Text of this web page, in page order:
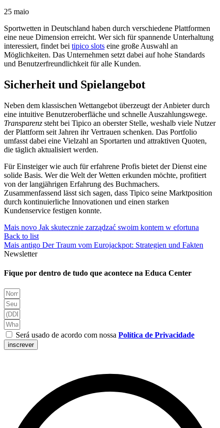
25 maio
Sportwetten in Deutschland haben durch verschiedene Plattformen
eine neue Dimension erreicht. Wer sich für spannende Unterhaltung
interessiert, findet bei tipico slots eine große Auswahl an
Möglichkeiten. Das Unternehmen setzt dabei auf hohe Standards
und Benutzerfreundlichkeit für alle Kunden.
Sicherheit und Spielangebot
Neben dem klassischen Wettangebot überzeugt der Anbieter durch
eine intuitive Benutzeroberfläche und schnelle Auszahlungswege.
Transparenz steht bei Tipico an oberster Stelle, weshalb viele Nutzer
der Plattform seit Jahren ihr Vertrauen schenken. Das Portfolio
umfasst dabei eine Vielzahl an Sportarten und attraktiven Quoten,
die täglich aktualisiert werden.
Für Einsteiger wie auch für erfahrene Profis bietet der Dienst eine
solide Basis. Wer die Welt der Wetten erkunden möchte, profitiert
von der langjährigen Erfahrung des Buchmachers.
Zusammenfassend lässt sich sagen, dass Tipico seine Marktposition
durch kontinuierliche Innovationen und einen starken
Kundenservice festigen konnte.
Mais novo Jak skutecznie zarządzać swoim kontem w efortuna
Back to list
Mais antigo Der Traum vom Eurojackpot: Strategien und Fakten
Newsletter
Fique por dentro de tudo que acontece na Educa Center
Será usado de acordo com nossa Política de Privacidade
inscrever